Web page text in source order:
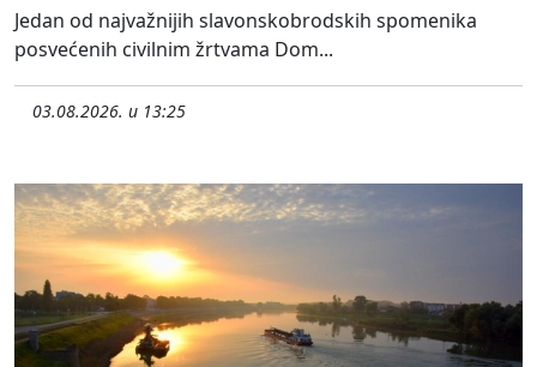
Jedan od najvažnijih slavonskobrodskih spomenika
posvećenih civilnim žrtvama Dom...
03.08.2026. u 13:25